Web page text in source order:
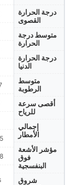
درجة الحرارة
القصوى
متوسط درجة
الحرارة
درجة الحرارة
الدنيا
متوسط
الرطوبة
أقصى سرعة
للرياح
إجمالي
الأمطار
مؤشر الأشعة
فوق
البنفسجية
شروق